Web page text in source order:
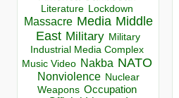
Literature Lockdown
Massacre Media Middle
East Military Military
Industrial Media Complex
Music Video Nakba NATO
Nonviolence Nuclear
Weapons Occupation